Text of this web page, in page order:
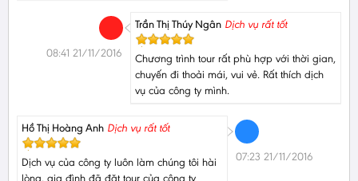
Trần Thị Thúy Ngân Dịch vụ rất tốt
Chương trình tour rất phù hợp với thời gian,
chuyến đi thoải mái, vui vẻ. Rất thích dịch
vụ của công ty mình.
08:41 21/11/2016
Hồ Thị Hoàng Anh Dịch vụ rất tốt
Dịch vụ của công ty luôn làm chúng tôi hài
07:23 21/11/2016